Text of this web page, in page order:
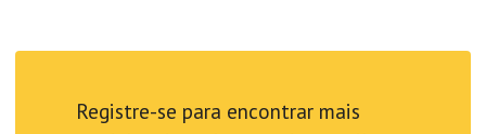
Registre-se para encontrar mais